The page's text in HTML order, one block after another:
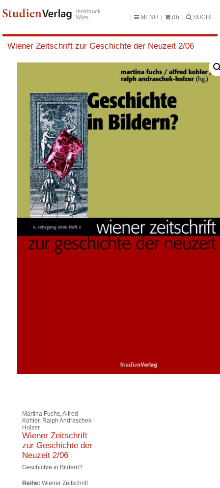
MENU (0) SUCHE
Wiener Zeitschrift zur Geschichte der Neuzeit 2/06
Martina Fuchs, Alfred
Kohler, Ralph Andraschek-
Holzer
Wiener Zeitschrift
zur Geschichte der
Neuzeit 2/06
Geschichte in Bildern?
Reihe: Wiener Zeitschrift